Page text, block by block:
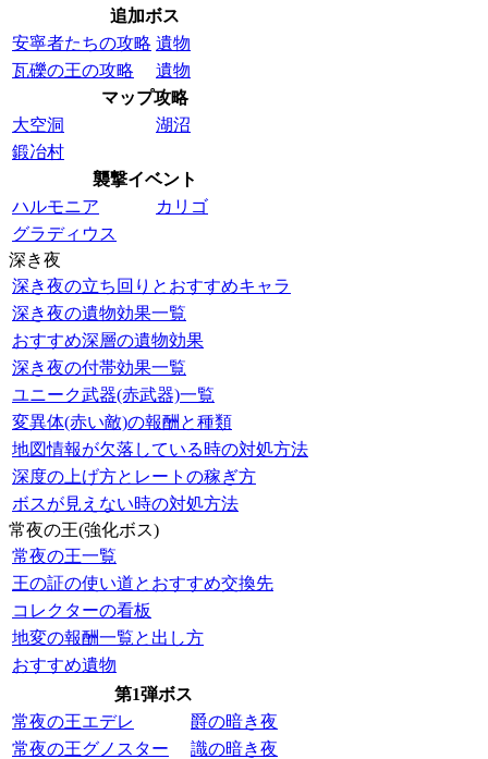
追加ボス
安寧者たちの攻略 遺物
瓦礫の王の攻略
遺物
マップ攻略
大空洞
湖沼
鍛冶村
襲撃イベント
ハルモニア
カリゴ
グラディウス
深き夜
深き夜の立ち回りとおすすめキャラ
深き夜の遺物効果一覧
おすすめ深層の遺物効果
深き夜の付帯効果一覧
ユニーク武器(赤武器)一覧
変異体(赤い敵)の報酬と種類
地図情報が欠落している時の対処方法
深度の上げ方とレートの稼ぎ方
ボスが見えない時の対処方法
常夜の王(強化ボス)
常夜の王一覧
王の証の使い道とおすすめ交換先
コレクターの看板
地変の報酬一覧と出し方
おすすめ遺物
第1弾ボス
常夜の王エデレ
爵の暗き夜
常夜の王グノスター
識の暗き夜